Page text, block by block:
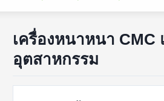
เครื่องหนาหนา
อุตสาหกรรม